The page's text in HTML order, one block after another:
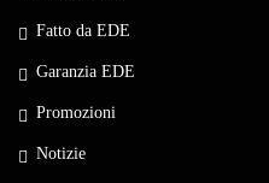
Fatto da EDE
Garanzia EDE
Promozioni
Notizie